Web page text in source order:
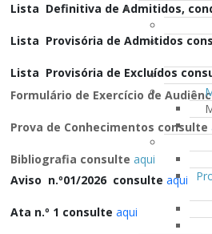
Lista Definitiva de Admitidos,
Lista Provisória de Admitidos
Lista Provisória de Excluídos
Formulário de Exercício de
Prova de Conhecimentos consulte
Bibliografia consulte aqui
Aviso n.º01/2026 consulte aqui
Ata n.º 1 consulte aqui